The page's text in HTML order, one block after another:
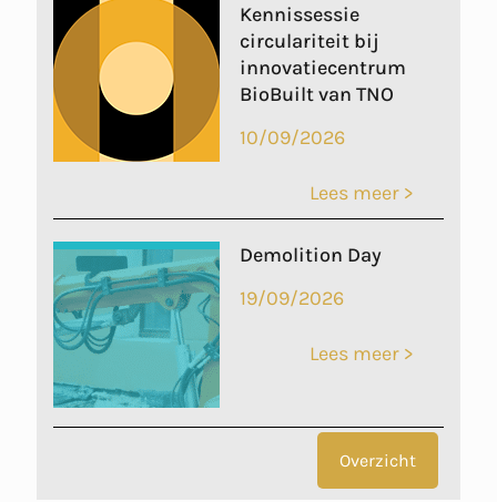
Kennissessie
circulariteit bij
innovatiecentrum
BioBuilt van TNO
10/09/2026
Lees meer >
Demolition Day
19/09/2026
Lees meer >
Overzicht